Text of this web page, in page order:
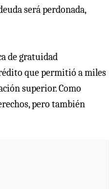
será perdonada,
de gratuidad
que permitió a miles
superior. Como
pero también